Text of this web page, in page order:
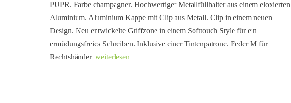
PUPR. Farbe champagner. Hochwertiger Metallfüllhalter aus einem eloxierten
Aluminium. Aluminium Kappe mit Clip aus Metall. Clip in einem neuen
Design. Neu entwickelte Griffzone in einem Softtouch Style für ein
ermüdungsfreies Schreiben. Inklusive einer Tintenpatrone. Feder M für
Rechtshänder. weiterlesen…